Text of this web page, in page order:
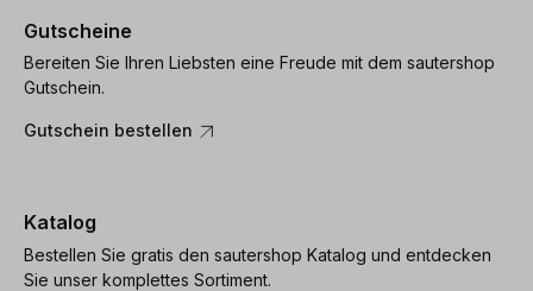
Gutscheine
Bereiten Sie Ihren Liebsten eine Freude mit dem sautershop
Gutschein.
Gutschein bestellen
Katalog
Bestellen Sie gratis den sautershop Katalog und entdecken
Sie unser komplettes Sortiment.